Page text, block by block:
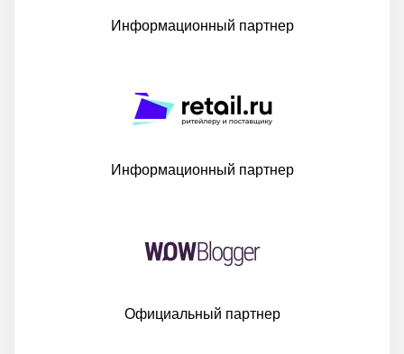
Информационный партнер
Информационный партнер
Официальный партнер